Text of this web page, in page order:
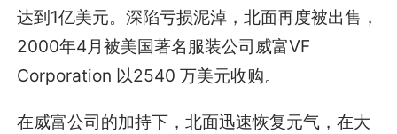
达到1亿美元。深陷亏损泥淖，北面再度被出售，
2000年4月被美国著名服装公司威富VF
Corporation 以2540 万美元收购。
在威富公司的加持下，北面迅速恢复元气，在大